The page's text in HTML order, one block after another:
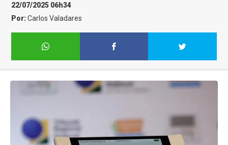
22/07/2025 06h34
Por:Carlos Valadares